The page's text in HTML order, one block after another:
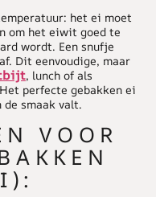
het ei moet
om het eiwit goed te
wordt. Een snufje
Dit eenvoudige, maar
, lunch of als
perfecte gebakken ei
smaak valt.
VOOR